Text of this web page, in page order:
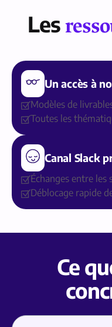
Les
Un accès à
Modèles de
Toutes les
Canal Slack
Échanges entre les
Déblocage rapide
Ce